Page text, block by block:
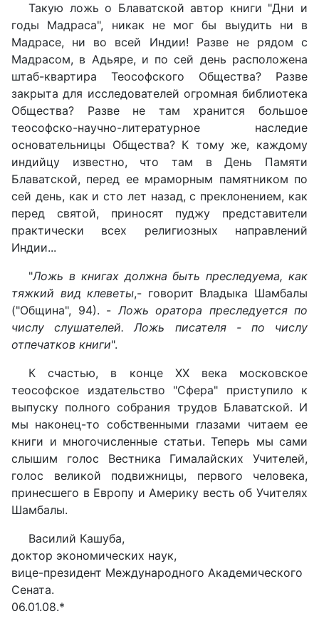
Такую ложь о Блаватской автор книги "Дни и
годы Мадраса", никак не мог бы выудить ни в
Мадрасе, ни во всей Индии! Разве не рядом с
Мадрасом, в Адьяре, и по сей день расположена
штаб-квартира Теософского Общества? Разве
закрыта для исследователей огромная библиотека
Общества? Разве не там хранится большое
теософско-научно-литературное наследие
основательницы Общества? К тому же, каждому
индийцу известно, что там в День Памяти
Блаватской, перед ее мраморным памятником по
сей день, как и сто лет назад, с преклонением, как
перед святой, приносят пуджу представители
практически всех религиозных направлений
Индии...
"Ложь в книгах должна быть преследуема, как
тяжкий вид клеветы,- говорит Владыка Шамбалы
("Община", 94). -Ложь оратора преследуется по
числу слушателей. Ложь писателя - по числу
отпечатков книги".
К счастью, в конце XX века московское
теософское издательство "Сфера" приступило к
выпуску полного собрания трудов Блаватской. И
мы наконец-то собственными глазами читаем ее
книги и многочисленные статьи. Теперь мы сами
слышим голос Вестника Гималайских Учителей,
голос великой подвижницы, первого человека,
принесшего в Европу и Америку весть об Учителях
Шамбалы.
Василий Кашуба,
доктор экономических наук,
вице-президент Международного Академического
Сената.
06.01.08.*